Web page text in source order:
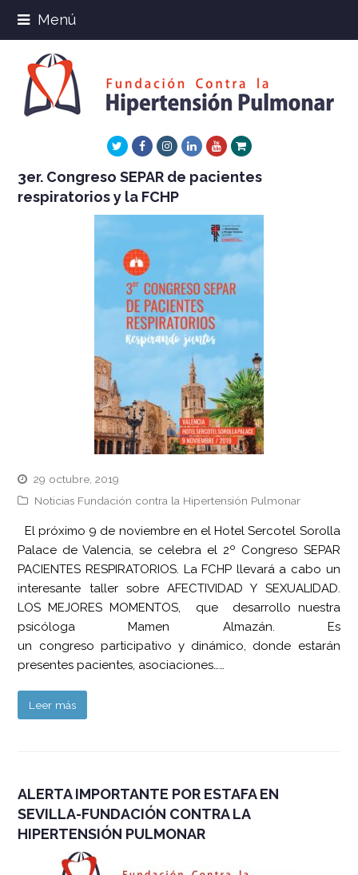
Menú
TwitterFacebookInstagram
LinkedInYoutube
Xing
3er. Congreso SEPAR de pacientes
respiratorios y la FCHP
29 octubre, 2019
Noticias Fundación contra la Hipertensión Pulmonar
El próximo 9 de noviembre en el Hotel Sercotel Sorolla
Palace de Valencia, se celebra el 2º Congreso SEPAR
PACIENTES RESPIRATORIOS. La FCHP llevará a cabo un
interesante taller sobre AFECTIVIDAD Y SEXUALIDAD.
LOS MEJORES MOMENTOS, que desarrollo nuestra
psicóloga Mamen Almazán. Es
un congreso participativo y dinámico, donde estarán
presentes pacientes, asociaciones……
Leer más
ALERTA IMPORTANTE POR ESTAFA EN
SEVILLA-FUNDACIÓN CONTRA LA
HIPERTENSIÓN PULMONAR